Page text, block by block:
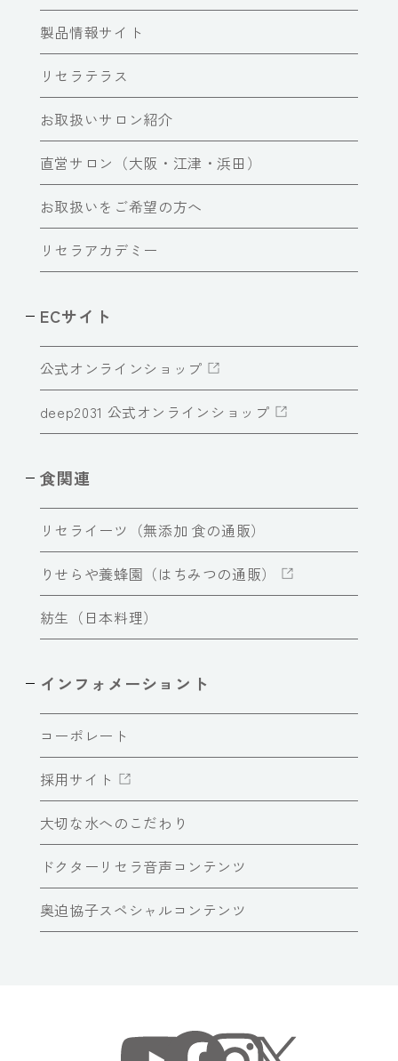
製品情報サイト
リセラテラス
お取扱いサロン紹介
直営サロン（大阪・江津・浜田）
お取扱いをご希望の方へ
リセラアカデミー
ECサイト
公式オンラインショップ
deep2031 公式オンラインショップ
食関連
リセライーツ（無添加 食の通販）
りせらや養蜂園（はちみつの通販）
紡生（日本料理）
インフォメーショント
コーポレート
採用サイト
大切な水へのこだわり
ドクターリセラ音声コンテンツ
奥迫協子スペシャルコンテンツ